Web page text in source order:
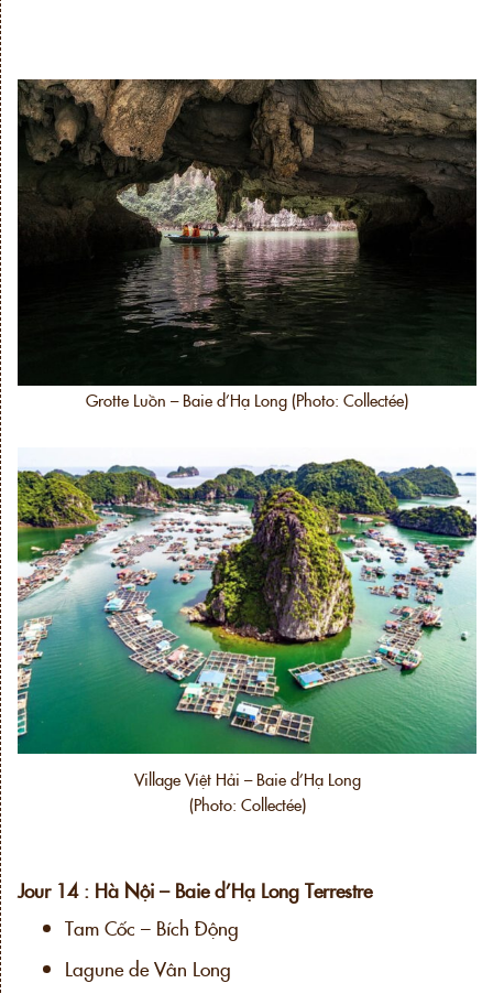
Grotte Luồn – Baie d’Hạ Long (Photo: Collectée)
Village Việt Hải – Baie d’Hạ Long
(Photo: Collectée)
Jour 14 : Hà Nội – Baie d’Hạ Long Terrestre
Tam Cốc – Bích Động
Lagune de Vân Long